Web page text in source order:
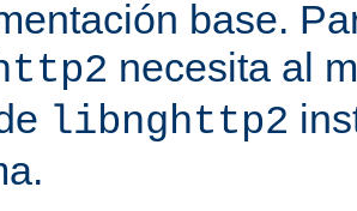
base.
necesita al
libnghttp2